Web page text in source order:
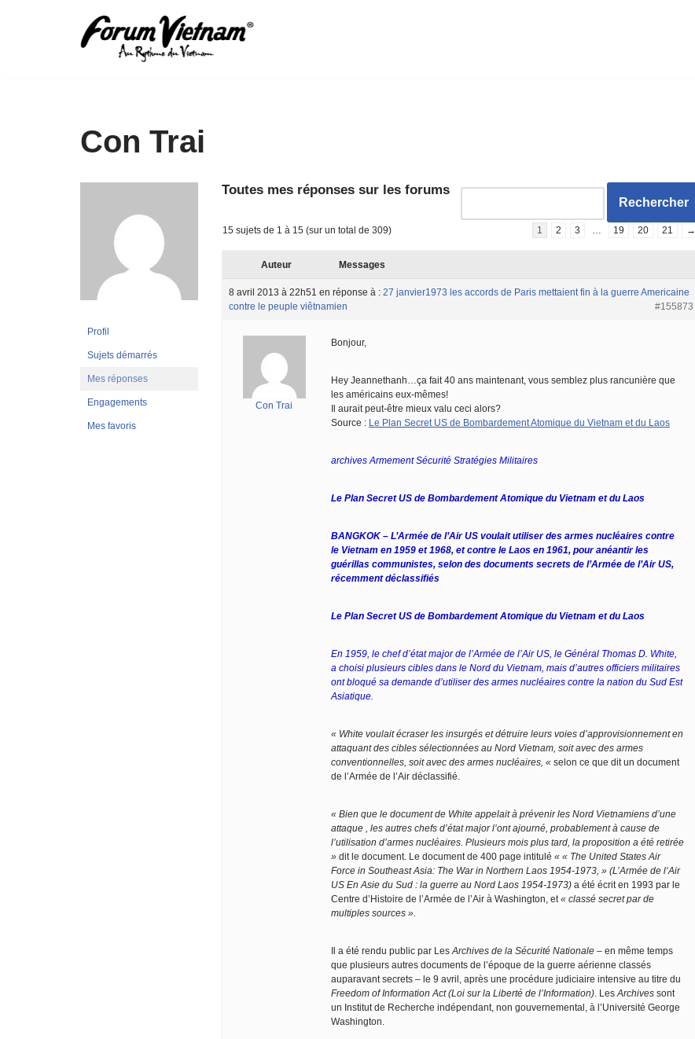
Con Trai
Profil
Sujets démarrés
Mes réponses
Engagements
Mes favoris
Toutes mes réponses sur les forums
15 sujets de 1 à 15 (sur un total de 309) 1 2 3 … 19 20 21 →
Auteur Messages
8 avril 2013 à 22h51 en réponse à : 27 janvier1973 les accords de Paris mettaient fin à la guerre Americaine
contre le peuple viêtnamien
#155873
Con Trai
Bonjour,
Hey Jeannethanh…ça fait 40 ans maintenant, vous semblez plus rancunière que
les américains eux-mêmes!
Il aurait peut-être mieux valu ceci alors?
Source : Le Plan Secret US de Bombardement Atomique du Vietnam et du Laos
archives Armement Sécurité Stratégies Militaires
Le Plan Secret US de Bombardement Atomique du Vietnam et du Laos
BANGKOK – L’Armée de l’Air US voulait utiliser des armes nucléaires contre
le Vietnam en 1959 et 1968, et contre le Laos en 1961, pour anéantir les
guérillas communistes, selon des documents secrets de l’Armée de l’Air US,
récemment déclassifiés
Le Plan Secret US de Bombardement Atomique du Vietnam et du Laos
En 1959, le chef d’état major de l’Armée de l’Air US, le Général Thomas D. White,
a choisi plusieurs cibles dans le Nord du Vietnam, mais d’autres officiers militaires
ont bloqué sa demande d’utiliser des armes nucléaires contre la nation du Sud Est
Asiatique.
« White voulait écraser les insurgés et détruire leurs voies d’approvisionnement en
attaquant des cibles sélectionnées au Nord Vietnam, soit avec des armes
conventionnelles, soit avec des armes nucléaires, « selon ce que dit un document
de l’Armée de l’Air déclassifié.
« Bien que le document de White appelait à prévenir les Nord Vietnamiens d’une
attaque , les autres chefs d’état major l’ont ajourné, probablement à cause de
l’utilisation d’armes nucléaires. Plusieurs mois plus tard, la proposition a été retirée
» dit le document. Le document de 400 page intitulé « « The United States Air
Force in Southeast Asia: The War in Northern Laos 1954-1973, » (L’Armée de l‘Air
US En Asie du Sud : la guerre au Nord Laos 1954-1973) a été écrit en 1993 par le
Centre d’Histoire de l’Armée de l’Air à Washington, et« classé secret par de
multiples sources ».
Il a été rendu public par LesArchives de la Sécurité Nationale – en même temps
que plusieurs autres documents de l’époque de la guerre aérienne classés
auparavant secrets – le 9 avril, après une procédure judiciaire intensive au titre du
Freedom of Information Act (Loi sur la Liberté de l’Information). LesArchives sont
un Institut de Recherche indépendant, non gouvernemental, à l’Université George
Washington.